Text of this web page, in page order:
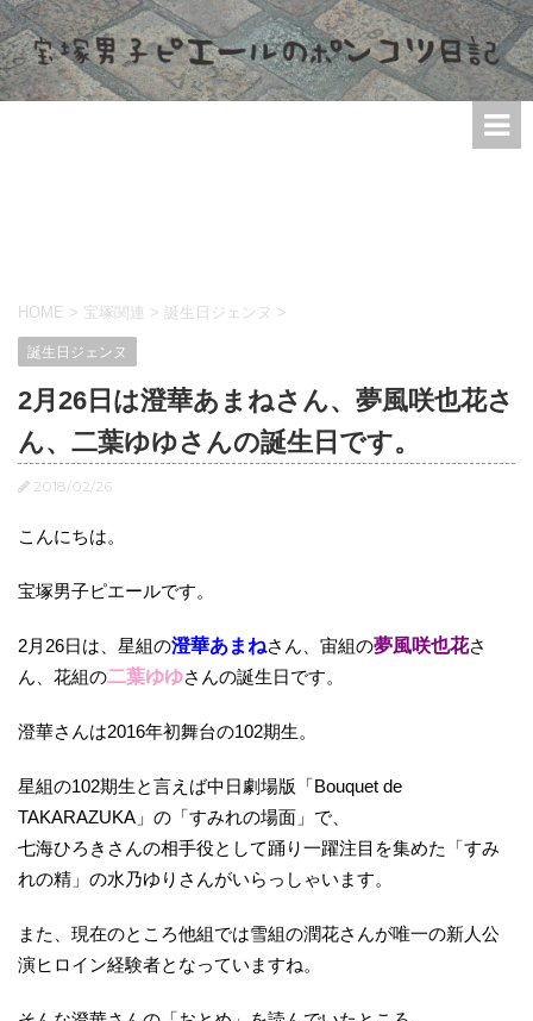
HOME > 宝塚関連 > 誕生日ジェンヌ >
誕生日ジェンヌ
2月26日は澄華あまねさん、夢風咲也花さ
ん、二葉ゆゆさんの誕生日です。
2018/02/26
こんにちは。
宝塚男子ピエールです。
2月26日は、星組の澄華あまねさん、宙組の夢風咲也花さ
ん、花組の二葉ゆゆさんの誕生日です。
澄華さんは2016年初舞台の102期生。
星組の102期生と言えば中日劇場版「Bouquet de
TAKARAZUKA」の「すみれの場面」で、
七海ひろきさんの相手役として踊り一躍注目を集めた「すみ
れの精」の水乃ゆりさんがいらっしゃいます。
また、現在のところ他組では雪組の潤花さんが唯一の新人公
演ヒロイン経験者となっていますね。